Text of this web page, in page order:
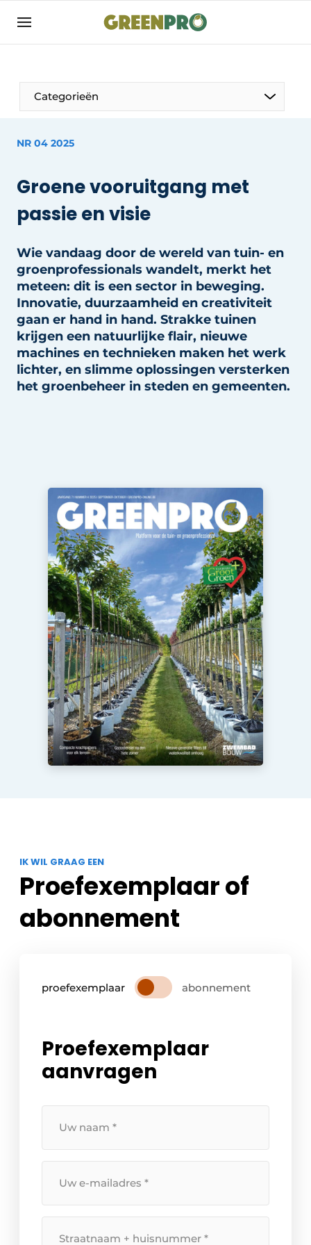
Aanmelden
Bedrijven
Bedrijven
Contact
Evenement aanmelden
GreenPro | Platform voor de tuin- en
groenprofessional
Meest gelezen
Nieuwsbrief
Podcasts
Privacy / Cookie statement
Vacature aanmelden
Video’s
Categorieën
NR 04 2025
Groene vooruitgang met
passie en visie
Wie vandaag door de wereld van tuin- en
groenprofessionals wandelt, merkt het
meteen: dit is een sector in beweging.
Innovatie, duurzaamheid en creativiteit
gaan er hand in hand. Strakke tuinen
krijgen een natuurlijke flair, nieuwe
machines en technieken maken het werk
lichter, en slimme oplossingen versterken
het groenbeheer in steden en gemeenten.
IK WIL GRAAG EEN
Proefexemplaar of
abonnement
proefexemplaar abonnement
Proefexemplaar
aanvragen
naam
*
mailadres